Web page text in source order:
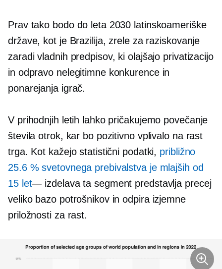
Prav tako bodo do leta 2030 latinskoameriške
države, kot je Brazilija, zrele za raziskovanje
zaradi vladnih predpisov, ki olajšajo privatizacijo
in odpravo nelegitimne konkurence in
ponarejanja igrač.
V prihodnjih letih lahko pričakujemo povečanje
števila otrok, kar bo pozitivno vplivalo na rast
trga. Kot kažejo statistični podatki, približno
25.6 % svetovnega prebivalstva je mlajših od
15 let— izdelavata segment predstavlja precej
veliko bazo potrošnikov in odpira izjemne
priložnosti za rast.